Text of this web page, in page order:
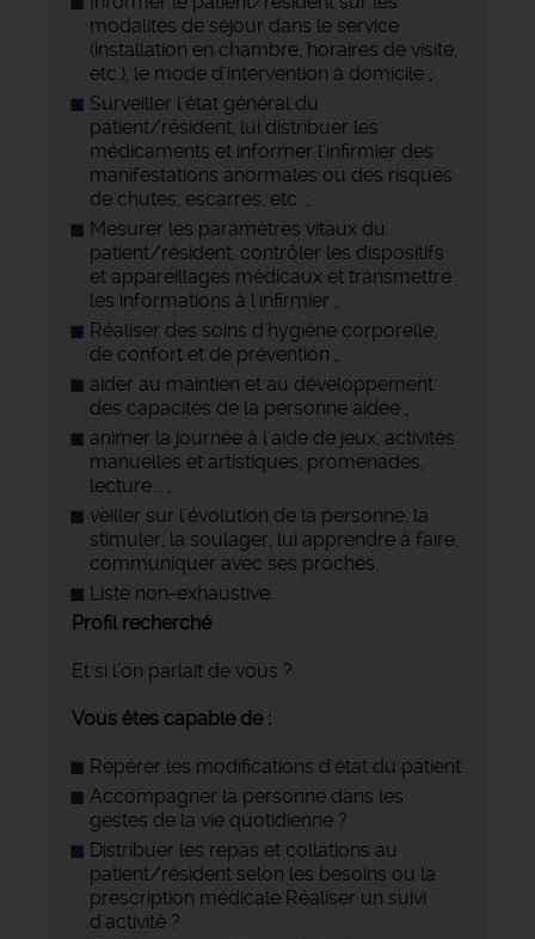
modalités de séjour dans le service
(installation en chambre, horaires de visite,
etc.), le mode d'intervention à domicile ;
Surveiller l'état général du
patient/résident, lui distribuer les
médicaments et informer l'infirmier des
manifestations anormales ou des risques
de chutes, escarres, etc. ;
Mesurer les paramètres vitaux du
patient/résident, contrôler les dispositifs
et appareillages médicaux et transmettre
les informations à l'infirmier ;
Réaliser des soins d'hygiène corporelle,
de confort et de prévention ;
aider au maintien et au développement
des capacités de la personne aidée ;
animer la journée à l'aide de jeux, activités
manuelles et artistiques, promenades,
lecture... ;
veiller sur l'évolution de la personne, la
stimuler, la soulager, lui apprendre à faire,
communiquer avec ses proches.
Liste non-exhaustive.
Profil recherché
Et si l’on parlait de vous ?
Vous êtes capable de :
Repérer les modifications d'état du patient
Accompagner la personne dans les
gestes de la vie quotidienne ?
Distribuer les repas et collations au
patient/résident selon les besoins ou la
prescription médicale Réaliser un suivi
d'activité ?